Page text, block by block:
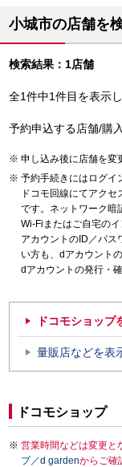
小城市の店舗を
検索結果：1店舗
全1件中1件目を表示
予約申込する店舗/購
申し込み後に店舗を変
予約手続きにはログイ
ドコモ回線にてアク
です。ネットワーク暗
Wi-Fiまたはご自宅の
アカウントのID／パス
い方も、dアカウント
dアカウントの発行・
ドコモショップ
量販店などを表
ドコモショップ
営業時間などは変更と
プ／d gardenからご確